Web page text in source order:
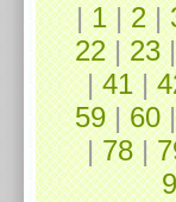
|1|2|
22|23
|41|
59|60
|78|